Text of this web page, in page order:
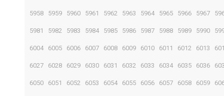
5958 5959 5960 5961 5962 5963 5964 5965 5966 5967
5981 5982 5983 5984 5985 5986 5987 5988 5989 5990
6004 6005 6006 6007 6008 6009 6010 6011 6012 6013
6027 6028 6029 6030 6031 6032 6033 6034 6035 6036
6050 6051 6052 6053 6054 6055 6056 6057 6058 6059